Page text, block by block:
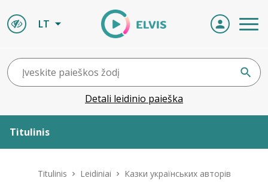
LT
Detali leidinio paieška
Titulinis
Titulinis Leidiniai Казки українських авторів